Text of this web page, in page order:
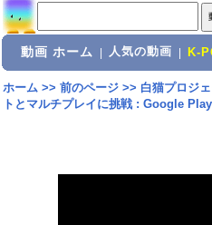
動画 ホーム 人気の動画 K-
ホーム>> 前のページ>> 白猫プロジ
トとマルチプレイに挑戦 : Google